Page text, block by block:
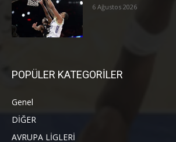
6 Ağustos 2026
POPÜLER KATEGORİLER
Genel
DİĞER
AVRUPA LİGLERİ